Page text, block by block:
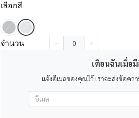
เลือกสี
จำนวน
เตือนฉันเมื่อ
แจ้งอีเมลของคุณไว้ เราจะส่งข้อค